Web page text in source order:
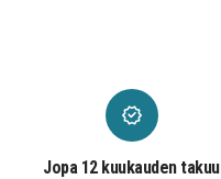
Jopa 12 kuukauden takuu